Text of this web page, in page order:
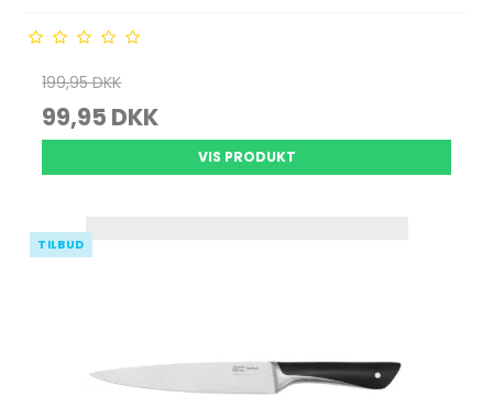
199,95 DKK
99,95 DKK
VIS PRODUKT
TILBUD